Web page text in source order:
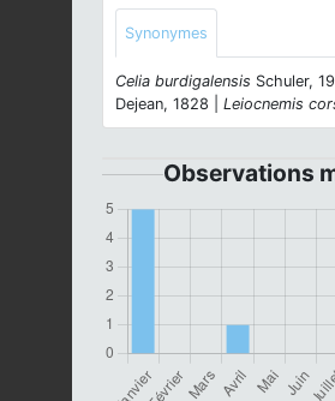
Synonymes
Celia burdigalensis Schuler,
Dejean, 1828 | Leiocnemis
Observations